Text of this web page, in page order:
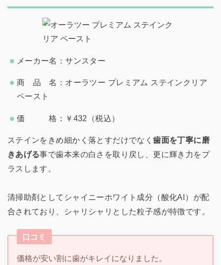
メーカー名：サンスター
商 品 名：オーラツー プレミアム ステインクリア
ペースト
価 格：￥432（税込）
ステインをきめ細かく落とすだけでなく歯面を丁寧に磨
きあげる事で歯本来の白さを取り戻し、更に輝き力をプ
ラスします。
清掃助剤としてシャイニーホワイト成分（酸化Al）が配
合されており、シャリシャリとした粒子感が特徴です。
口コミ
価格が安い割に歯がキレイになりました。